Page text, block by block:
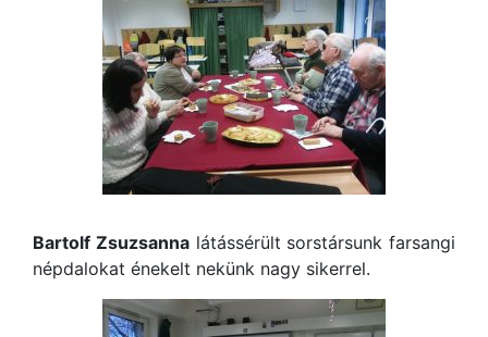
Bartolf Zsuzsannalátássérült sorstársunk farsangi
népdalokat énekelt nekünk nagy sikerrel.